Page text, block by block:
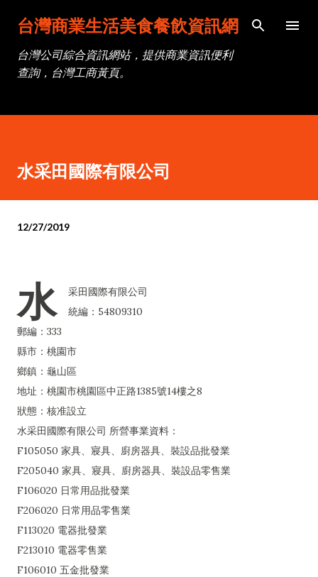
跳到主要內容
台灣商業生活美食餐飲資訊網
台灣公司綜合資訊網站，提供商業資訊便利
查詢，台灣工商黃頁。
水采田國際有限公司
12/27/2019
水
采田國際有限公司
統編：54809310
郵編：333
縣市：桃園市
鄉鎮：龜山區
地址：桃園市桃園區中正路1385號14樓之8
狀態：核准設立
水采田國際有限公司 所營事業資料：
F105050 家具、寢具、廚房器具、裝設品批發業
F205040 家具、寢具、廚房器具、裝設品零售業
F106020 日常用品批發業
F206020 日常用品零售業
F113020 電器批發業
F213010 電器零售業
F106010 五金批發業